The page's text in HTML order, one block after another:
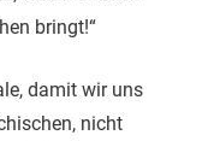
bringt!“
damit wir uns
nicht